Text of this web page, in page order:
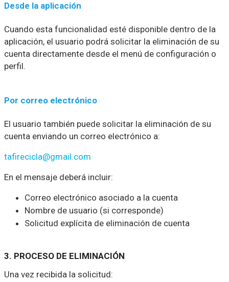
Desde la aplicación
Cuando esta funcionalidad esté disponible dentro de la
aplicación, el usuario podrá solicitar la eliminación de su
cuenta directamente desde el menú de configuración o
perfil.
Por correo electrónico
El usuario también puede solicitar la eliminación de su
cuenta enviando un correo electrónico a:
tafirecicla@gmail.com
En el mensaje deberá incluir:
Correo electrónico asociado a la cuenta
Nombre de usuario (si corresponde)
Solicitud explícita de eliminación de cuenta
3. PROCESO DE ELIMINACIÓN
Una vez recibida la solicitud: